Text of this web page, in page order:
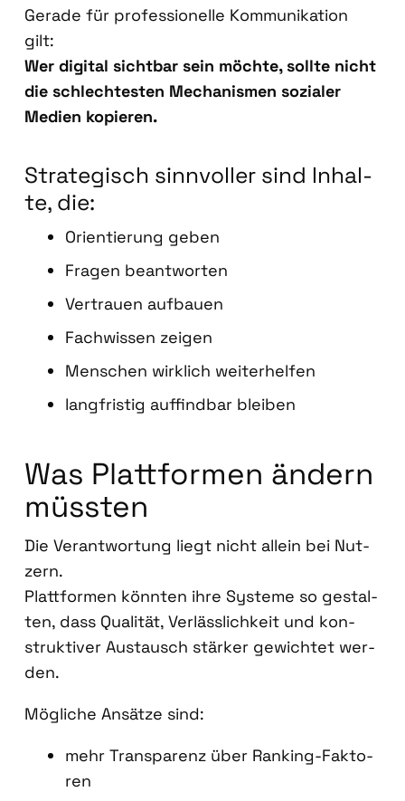
Gera­de für pro­fes­sio­nel­le Kom­mu­ni­ka­ti­on
gilt:
Wer digi­tal sicht­bar sein möch­te, soll­te nicht
die schlech­tes­ten Mecha­nis­men sozia­ler
Medi­en kopie­ren.
Stra­te­gisch sinn­vol­ler sind Inhal­
te, die:
Ori­en­tie­rung geben
Fra­gen beant­wor­ten
Ver­trau­en auf­bau­en
Fach­wis­sen zei­gen
Men­schen wirk­lich wei­ter­hel­fen
lang­fris­tig auf­find­bar blei­ben
Was Platt­for­men ändern
müss­ten
Die Ver­ant­wor­tung liegt nicht allein bei Nut­
zern.
Platt­for­men könn­ten ihre Sys­te­me so gestal­
ten, dass Qua­li­tät, Ver­läss­lich­keit und kon­
struk­ti­ver Aus­tausch stär­ker gewich­tet wer­
den.
Mög­li­che Ansät­ze sind:
mehr Trans­pa­renz über Ran­king-Fak­to­
ren